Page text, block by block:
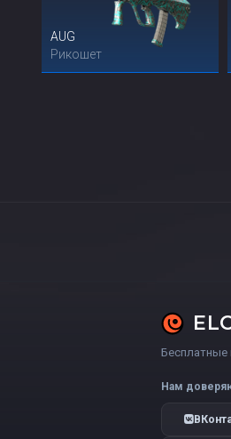
AUG
Рикошет
Бесплатные
Нам